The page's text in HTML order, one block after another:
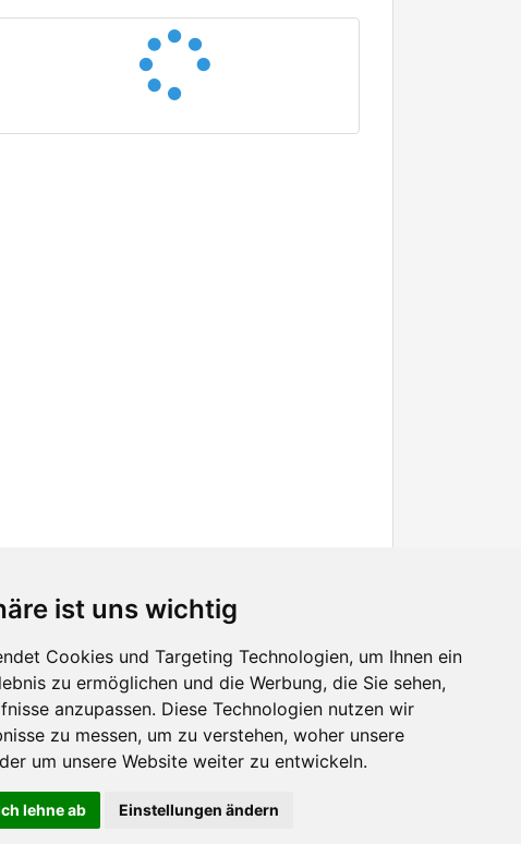
ist uns wichtig
Cookies und Targeting Technologien, um Ihnen ein
zu ermöglichen und die Werbung, die Sie sehen,
anzupassen. Diese Technologien nutzen wir
zu messen, um zu verstehen, woher unsere
um unsere Website weiter zu entwickeln.
lehne ab Einstellungen ändern
использование cookies. Продолжая пользоваться сайтом, Вы подтверждаете
Facebook
Twitter
YouTube